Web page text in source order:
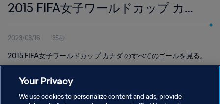
2015 FIFA女子ワールドカップ カナ
ダ
2023/03/16 35秒
2015 FIFA女子ワールドカップ カナダ のすべてのゴールを見る。
Your Privacy
We use cookies to personalize content and ads, provide